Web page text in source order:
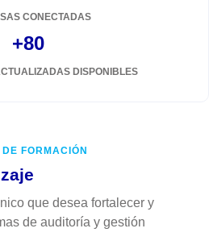
CONECTADAS
+80
DISPONIBLES
FORMACIÓN
que desea fortalecer y
de auditoría y gestión